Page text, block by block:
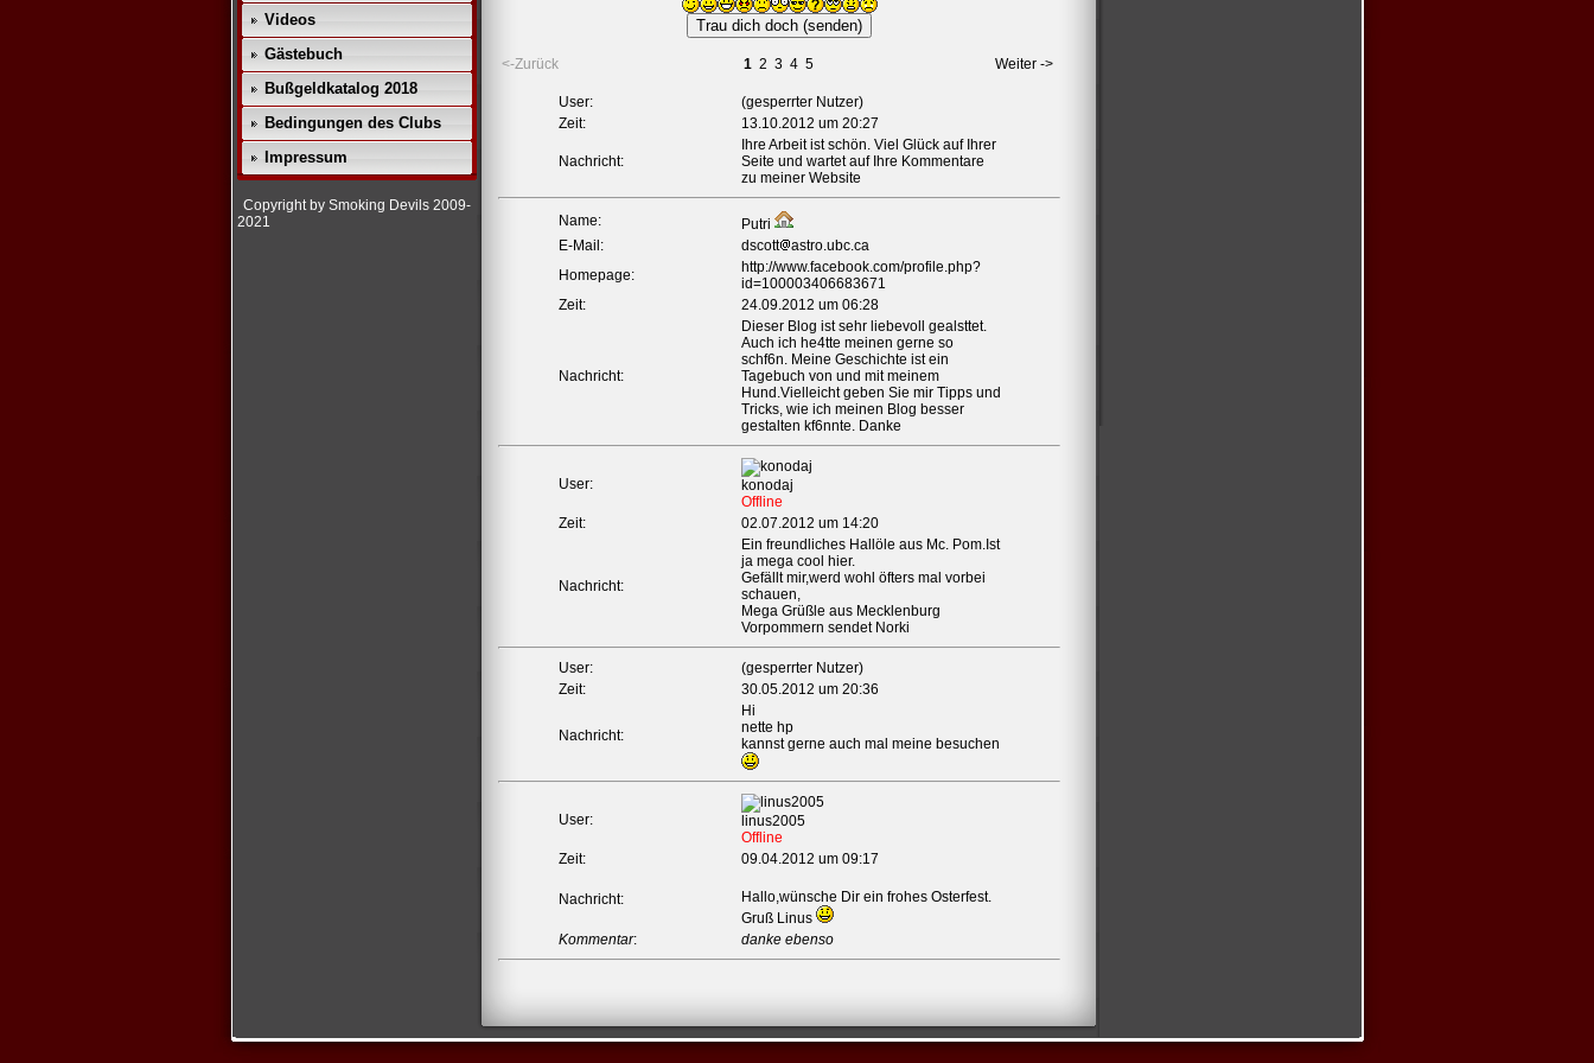
Videos
Gästebuch
Bußgeldkatalog 2018
Bedingungen des Clubs
Impressum
Copyright by Smoking Devils 2009-
2021
<-Zurück 1 2 3 4 5 Weiter ->
User:
(gesperrter Nutzer)
Zeit:
13.10.2012 um 20:27
Nachricht:
Ihre Arbeit ist schön. Viel Glück auf Ihrer
Seite und wartet auf Ihre Kommentare
zu meiner Website
Name:
Putri
E-Mail:
dscott
astro.ubc.ca
Homepage:
http://www.facebook.com/profile.php?
id=100003406683671
Zeit:
24.09.2012 um 06:28
Nachricht:
Dieser Blog ist sehr liebevoll gealsttet.
Auch ich he4tte meinen gerne so
schf6n. Meine Geschichte ist ein
Tagebuch von und mit meinem
Hund.Vielleicht geben Sie mir Tipps und
Tricks, wie ich meinen Blog besser
gestalten kf6nnte. Danke
User:
konodaj
Offline
Zeit:
02.07.2012 um 14:20
Nachricht:
Ein freundliches Hallöle aus Mc. Pom.Ist
ja mega cool hier.
Gefällt mir,werd wohl öfters mal vorbei
schauen,
Mega Grüßle aus Mecklenburg
Vorpommern sendet Norki
User:
(gesperrter Nutzer)
Zeit:
30.05.2012 um 20:36
Nachricht:
Hi
nette hp
kannst gerne auch mal meine besuchen
User:
linus2005
Offline
Zeit:
09.04.2012 um 09:17
Nachricht:
Hallo,wünsche Dir ein frohes Osterfest.
Gruß Linus
Kommentar: danke ebenso